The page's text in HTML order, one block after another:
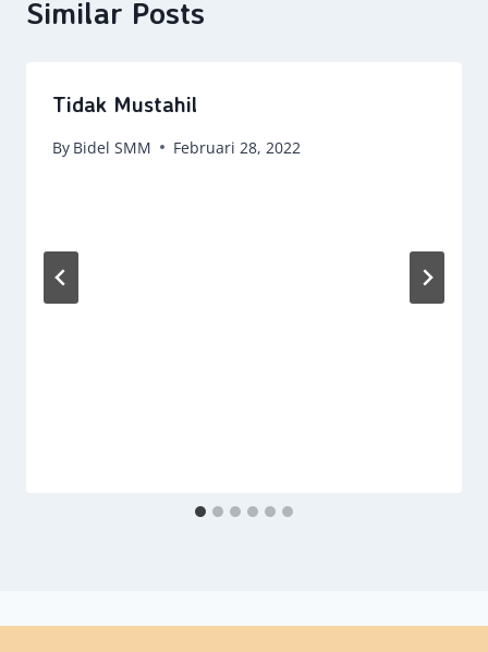
Similar Posts
Tidak Mustahil
By Bidel SMM Februari 28, 2022